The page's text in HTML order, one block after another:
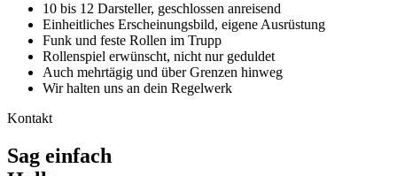
10 bis 12 Darsteller, geschlossen anreisend
Einheitliches Erscheinungsbild, eigene Ausrüstung
Funk und feste Rollen im Trupp
Rollenspiel erwünscht, nicht nur geduldet
Auch mehrtägig und über Grenzen hinweg
Wir halten uns an dein Regelwerk
Kontakt
Sag einfach